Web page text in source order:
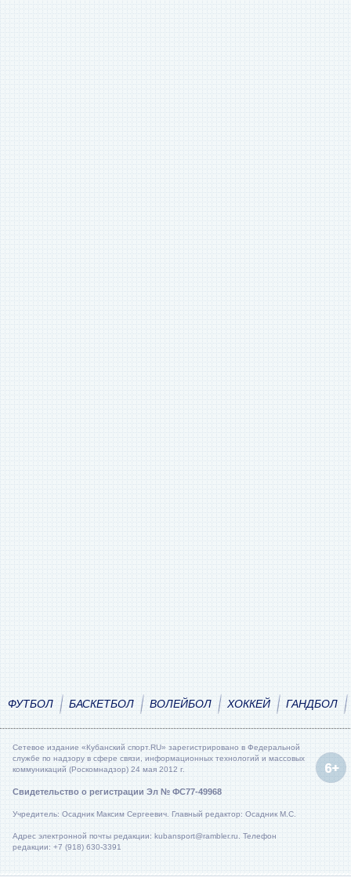
ФУТБОЛ БАСКЕТБОЛ ВОЛЕЙБОЛ ХОККЕЙ ГАНДБОЛ
Сетевое издание «Кубанский спорт.RU» зарегистрировано в Федеральной
службе по надзору в сфере связи, информационных технологий и массовых
коммуникаций (Роскомнадзор) 24 мая 2012 г.
Свидетельство о регистрации Эл № ФС77-49968
Учредитель: Осадник Максим Сергеевич. Главный редактор: Осадник М.С.
Адрес электронной почты редакции: kubansport@rambler.ru. Телефон
редакции: +7 (918) 630-3391